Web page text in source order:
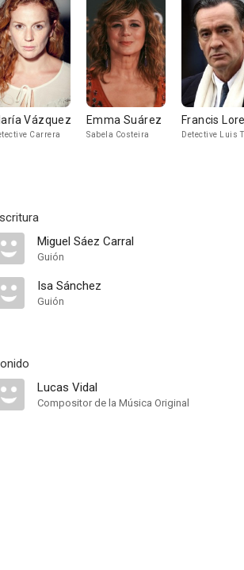
Vázquez
Carrera
Emma Suárez
Sabela Costeira
Francis
Detective Luis
Miguel Sáez Carral
Guión
Isa Sánchez
Guión
Lucas Vidal
Compositor de la Música Original